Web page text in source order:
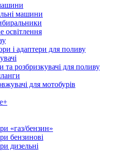
машини
освітлення
і адаптери для поливу
та розбризкувачі для поливу
для мотобурів
«газ/бензин»
бензинові
дизельні